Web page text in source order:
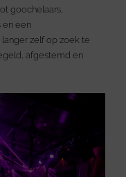
goochelaars,
en een
zelf op zoek te
afgestemd en